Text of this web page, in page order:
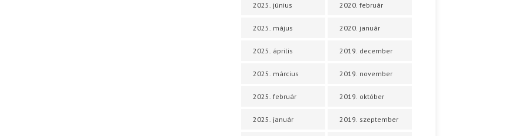
2025. június
2025. május
2025. április
2025. március
2025. február
2025. január
2020. február
2020. január
2019. december
2019. november
2019. október
2019. szeptember